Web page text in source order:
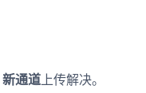
新通道上传解决。